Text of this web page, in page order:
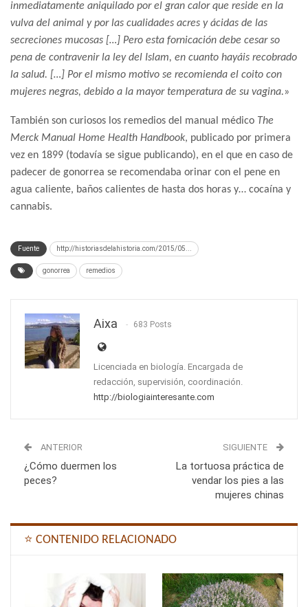
inmediatamente aniquilado por el gran calor que reside en la
vulva del animal y por las cualidades acres y ácidas de las
secreciones mucosas […] Pero esta fornicación debe cesar so
pena de contravenir la ley del Islam, en cuanto hayáis recobrado
la salud. […] Por el mismo motivo se recomienda el coito con
mujeres negras, debido a la mayor temperatura de su vagina.»
También son curiosos los remedios del manual médico The
Merck Manual Home Health Handbook, publicado por primera
vez en 1899 (todavía se sigue publicando), en el que en caso de
padecer de gonorrea se recomendaba orinar con el pene en
agua caliente, baños calientes de hasta dos horas y… cocaína y
cannabis.
Fuente http://historiasdelahistoria.com/2015/05...
gonorrea remedios
Aixa 683 Posts
Licenciada en biología. Encargada de
redacción, supervisión, coordinación.
http://biologiainteresante.com
ANTERIOR
¿Cómo duermen los
peces?
SIGUIENTE
La tortuosa práctica de
vendar los pies a las
mujeres chinas
⭐ CONTENIDO RELACIONADO